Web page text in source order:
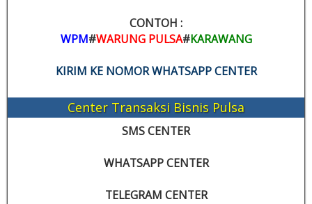
CONTOH :
WPM#WARUNG PULSA#KARAWANG
KIRIM KE NOMOR WHATSAPP CENTER
Center Transaksi Bisnis Pulsa
SMS CENTER
WHATSAPP CENTER
TELEGRAM CENTER